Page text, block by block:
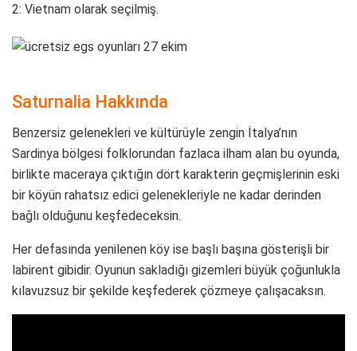
2: Vietnam olarak seçilmiş.
Saturnalia Hakkında
Benzersiz gelenekleri ve kültürüyle zengin İtalya’nın
Sardinya bölgesi folklorundan fazlaca ilham alan bu oyunda,
birlikte maceraya çıktığın dört karakterin geçmişlerinin eski
bir köyün rahatsız edici gelenekleriyle ne kadar derinden
bağlı olduğunu keşfedeceksin.
Her defasında yenilenen köy ise başlı başına gösterişli bir
labirent gibidir. Oyunun sakladığı gizemleri büyük çoğunlukla
kılavuzsuz bir şekilde keşfederek çözmeye çalışacaksın.